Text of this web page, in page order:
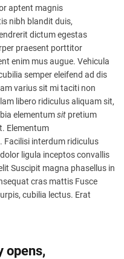
aptent magnis
nibh blandit duis,
dictum egestas
praesent porttitor
enim mus augue. Vehicula
semper eleifend ad dis
varius sit mi taciti non
libero ridiculus aliquam sit,
elementumsit pretium
Elementum
Facilisi interdum ridiculus
ligula inceptos convallis
Suscipit magna phasellus in
cras mattis Fusce
cubilia lectus. Erat
opens,